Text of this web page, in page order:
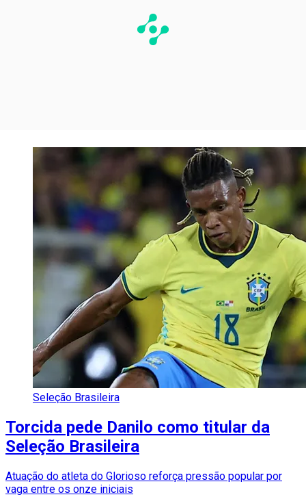
Seleção Brasileira
Torcida pede Danilo como titular da
Seleção Brasileira
Atuação do atleta do Glorioso reforça pressão popular por
vaga entre os onze iniciais